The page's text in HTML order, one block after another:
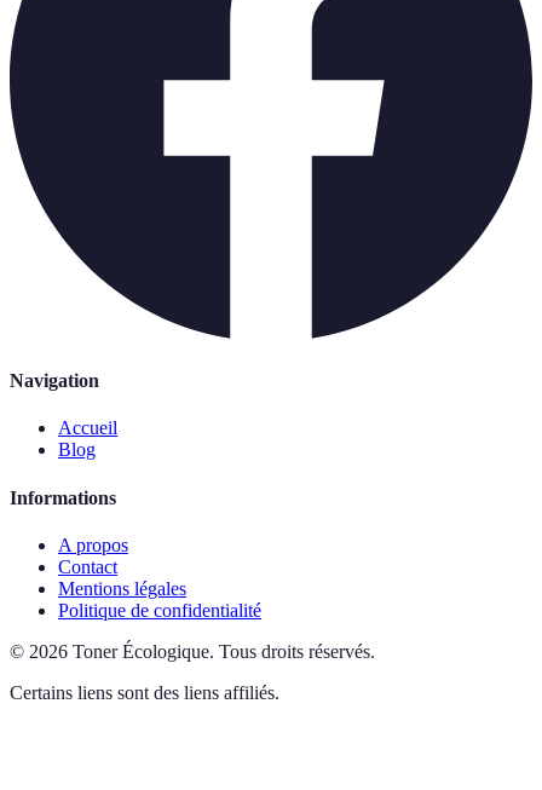
Navigation
Accueil
Blog
Informations
A propos
Contact
Mentions légales
Politique de confidentialité
© 2026 Toner Écologique. Tous droits réservés.
Certains liens sont des liens affiliés.